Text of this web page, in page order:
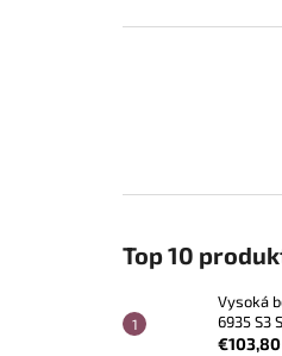
Top 10
Vysoká
6935 S3
€103,80